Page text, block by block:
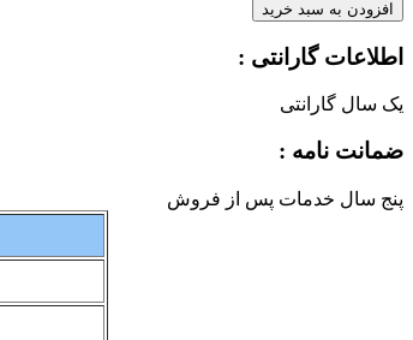
افزودن به سبد خرید
اطلاعات گارانتی :
یک سال گارانتی
ضمانت نامه :
پنج سال خدمات پس از فروش